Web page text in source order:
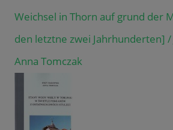
Weichsel in Thorn auf grund der
den letztne zwei Jahrhunderten] /
Anna Tomczak